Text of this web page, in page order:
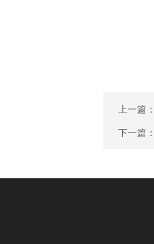
上一篇
下一篇